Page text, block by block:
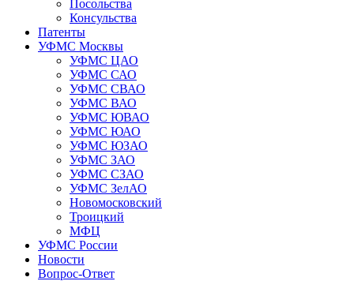
Посольства
Консульства
Патенты
УФМС Москвы
УФМС ЦАО
УФМС САО
УФМС СВАО
УФМС ВАО
УФМС ЮВАО
УФМС ЮАО
УФМС ЮЗАО
УФМС ЗАО
УФМС СЗАО
УФМС ЗелАО
Новомосковский
Троицкий
МФЦ
УФМС России
Новости
Вопрос-Ответ